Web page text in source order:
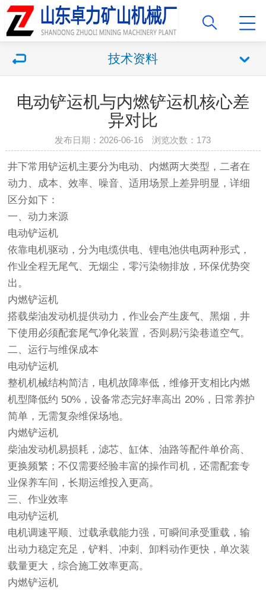
技术资料
​电动铲运机与内燃铲运机核心差
异对比
发布日期：2026-06-16 浏览次数：173
井下常用铲运机主要分为电动、内燃两大类型，二者在
动力、成本、效率、噪音、适用场景上差异明显，详细
区分如下：
一、动力来源
电动铲运机
依靠电机驱动，分为电缆供电、锂电池供电两种形式，
作业全程无尾气、无烟尘，零污染物排放，环保优势突
出。
内燃铲运机
搭载柴油发动机提供动力，作业会产生废气、黑烟，井
下使用必须配套尾气净化装置，否则易污染巷道空气。
二、运行与维保成本
电动铲运机
整机机械结构简洁，电机故障率低，维修开支相比内燃
机型降低约 50%，设备常态完好率高出 20%，日常养护
简单，无需复杂维保场地。
内燃铲运机
柴油发动机易损耗，滤芯、缸体、油路等配件单价高、
更换频繁；不仅需要经验丰富的操作司机，还需配套专
业保养车间，长期运维投入更高。
三、作业效率
电动铲运机
电机调速平顺、过载承载能力强，可瞬间承受重载，输
出动力稳定充足，铲料、冲刺、卸料动作更快，单次装
载量更大，综合施工效率更高。
内燃铲运机